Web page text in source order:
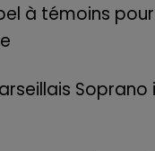
à témoins
Soprano